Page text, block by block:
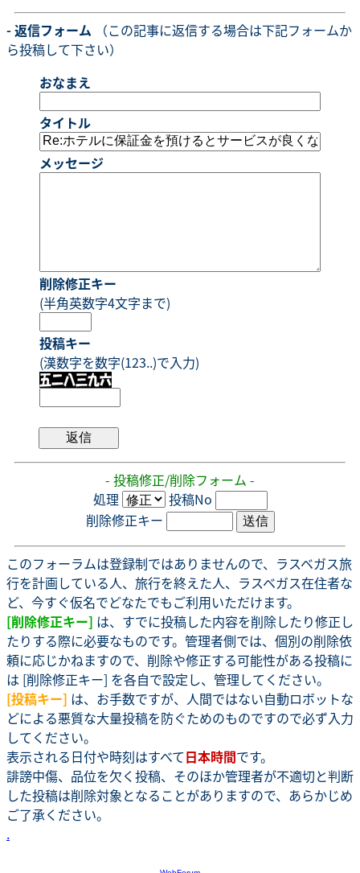
- 返信フォーム （この記事に返信する場合は下記フォームか
ら投稿して下さい）
おなまえ
タイトル
メッセージ
削除修正キー
(半角英数字4文字まで)
投稿キー
(漢数字を数字(123..)で入力)
- 投稿修正/削除フォーム -
処理
投稿No
削除修正キー
このフォーラムは登録制ではありませんので、ラスベガス旅
行を計画している人、旅行を終えた人、ラスベガス在住者な
ど、今すぐ仮名でどなたでもご利用いただけます。
[削除修正キー] は、すでに投稿した内容を削除したり修正し
たりする際に必要なものです。管理者側では、個別の削除依
頼に応じかねますので、削除や修正する可能性がある投稿に
は [削除修正キー] を各自で設定し、管理してください。
[投稿キー] は、お手数ですが、人間ではない自動ロボットな
どによる悪質な大量投稿を防ぐためのものですので必ず入力
してください。
表示される日付や時刻はすべて日本時間です。
誹謗中傷、品位を欠く投稿、そのほか管理者が不適切と判断
した投稿は削除対象となることがありますので、あらかじめ
ご了承ください。
.